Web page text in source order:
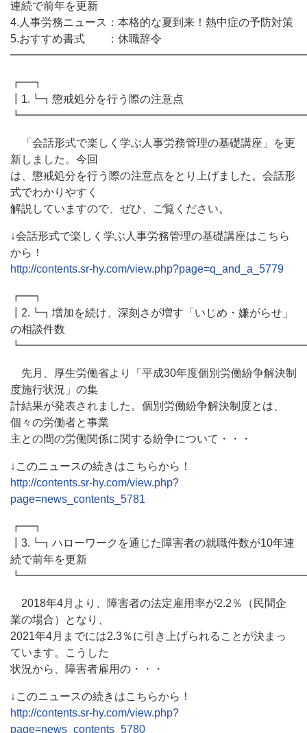
連続で前年を更新
4.人事労務ニュース：本格的な夏到来！熱中症の予防対策
5.おすすめ書式 ：休職辞令
┏━┓
┃1.┗┓懲戒処分を行う際の注意点
「会話形式で楽しく学ぶ人事労務管理の基礎講座」を更
新しました。今回
は、懲戒処分を行う際の注意点をとり上げました。会話形
式でわかりやすく
解説していますので、ぜひ、ご覧ください。
↓会話形式で楽しく学ぶ人事労務管理の基礎講座はこちら
から！
http://contents.sr-hy.com/view.php?page=q_and_a_5779
┏━┓
┃2.┗┓増加を続け、深刻さが増す「いじめ・嫌がらせ」
の相談件数
先月、厚生労働省より「平成30年度個別労働紛争解決制
度施行状況」の集
計結果が発表されました。個別労働紛争解決制度とは、
個々の労働者と事業
主との間の労働関係に関する紛争について・・・
↓このニュースの続きはこちらから！
http://contents.sr-hy.com/view.php?
page=news_contents_5781
┏━┓
┃3.┗┓ハローワークを通じた障害者の就職件数が10年連
続で前年を更新
2018年4月より、障害者の法定雇用率が2.2％（民間企
業の場合）となり、
2021年4月までには2.3％に引き上げられることが決まっ
ています。こうした
状況から、障害者雇用の・・・
↓このニュースの続きはこちらから！
http://contents.sr-hy.com/view.php?
page=news_contents_5780